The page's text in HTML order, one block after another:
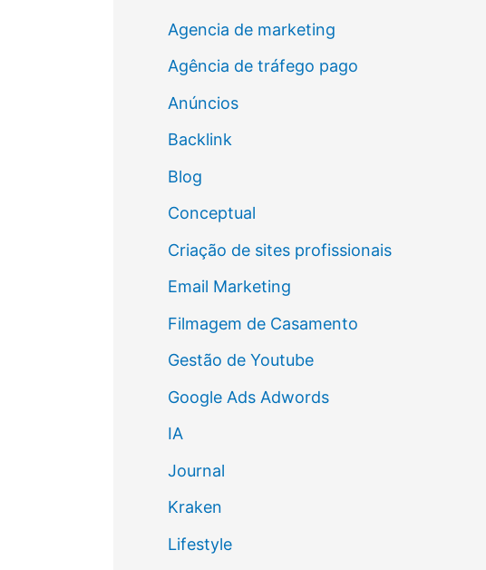
Agencia de marketing
Agência de tráfego pago
Anúncios
Backlink
Blog
Conceptual
Criação de sites profissionais
Email Marketing
Filmagem de Casamento
Gestão de Youtube
Google Ads Adwords
IA
Journal
Kraken
Lifestyle